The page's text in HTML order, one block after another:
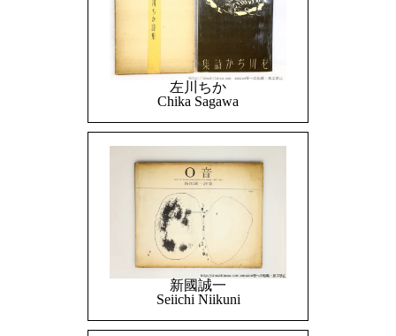
左川ちか
Chika Sagawa
新國誠一
Seiichi Niikuni